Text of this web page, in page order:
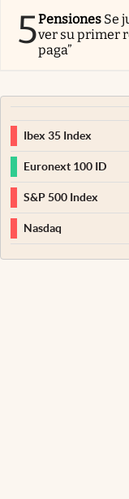
5Pensiones Se
ver su primer
paga”
Ibex 35 Index
Euronext 100 ID
S&P 500 Index
Nasdaq